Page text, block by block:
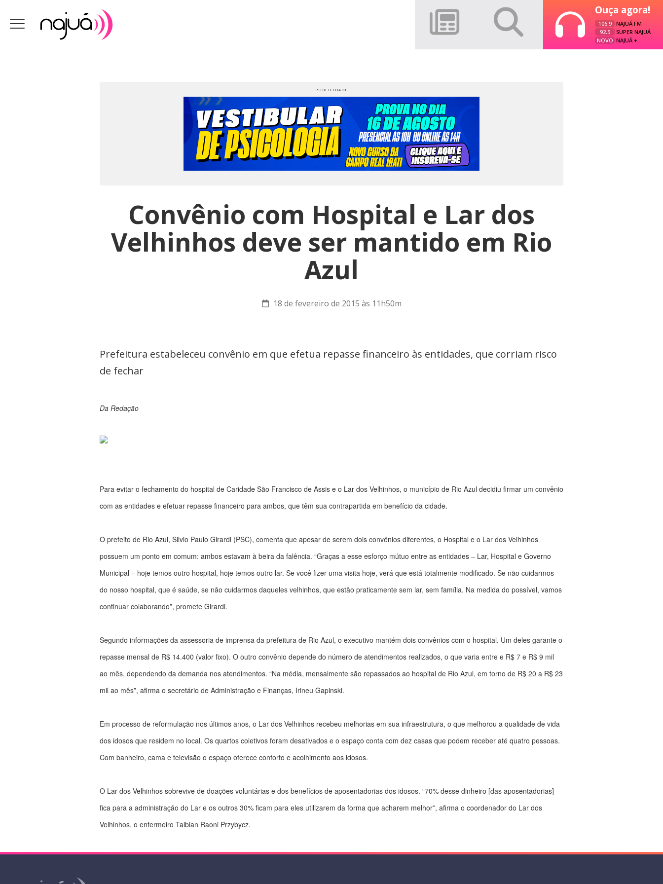
Ouça agora!
106.9
NAJUÁ FM
92.5
SUPER NAJUÁ
NOVO NAJUÁ +
Convênio com Hospital e Lar dos
Velhinhos deve ser mantido em Rio
Azul
18 de fevereiro de 2015 às 11h50m
Prefeitura estabeleceu convênio em que efetua repasse financeiro às entidades, que corriam risco
de fechar
Da Redação
Para evitar o fechamento do hospital de Caridade São Francisco de Assis e o Lar dos Velhinhos, o município de Rio Azul decidiu firmar um convênio
com as entidades e efetuar repasse financeiro para ambos, que têm sua contrapartida em benefício da cidade.
O prefeito de Rio Azul, Silvio Paulo Girardi (PSC), comenta que apesar de serem dois convênios diferentes, o Hospital e o Lar dos Velhinhos
possuem um ponto em comum: ambos estavam à beira da falência. “Graças a esse esforço mútuo entre as entidades – Lar, Hospital e Governo
Municipal – hoje temos outro hospital, hoje temos outro lar. Se você fizer uma visita hoje, verá que está totalmente modificado. Se não cuidarmos
do nosso hospital, que é saúde, se não cuidarmos daqueles velhinhos, que estão praticamente sem lar, sem família. Na medida do possível, vamos
continuar colaborando”, promete Girardi.
Segundo informações da assessoria de imprensa da prefeitura de Rio Azul, o executivo mantém dois convênios com o hospital. Um deles garante o
repasse mensal de R$ 14.400 (valor fixo). O outro convênio depende do número de atendimentos realizados, o que varia entre e R$ 7 e R$ 9 mil
ao mês, dependendo da demanda nos atendimentos. “Na média, mensalmente são repassados ao hospital de Rio Azul, em torno de R$ 20 a R$ 23
mil ao mês”, afirma o secretário de Administração e Finanças, Irineu Gapinski.
Em processo de reformulação nos últimos anos, o Lar dos Velhinhos recebeu melhorias em sua infraestrutura, o que melhorou a qualidade de vida
dos idosos que residem no local. Os quartos coletivos foram desativados e o espaço conta com dez casas que podem receber até quatro pessoas.
Com banheiro, cama e televisão o espaço oferece conforto e acolhimento aos idosos.
O Lar dos Velhinhos sobrevive de doações voluntárias e dos benefícios de aposentadorias dos idosos. “70% desse dinheiro [das aposentadorias]
fica para a administração do Lar e os outros 30% ficam para eles utilizarem da forma que acharem melhor”, afirma o coordenador do Lar dos
Velhinhos, o enfermeiro Talbian Raoni Przybycz.